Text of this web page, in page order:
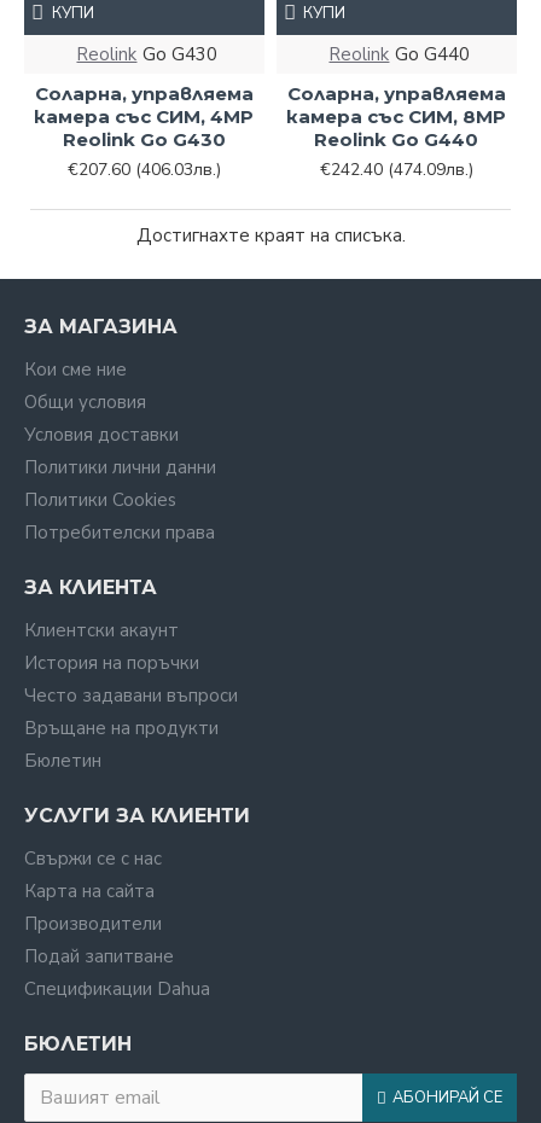
Reolink Go G430
Соларна, управляема
камера със СИМ, 4MP
Reolink Go G430
€207.60 (406.03лв.)
КУПИ
Reolink Go G440
Соларна, управляема
камера със СИМ, 8MP
Reolink Go G440
€242.40 (474.09лв.)
КУПИ
Достигнахте краят на списъка.
ЗА МАГАЗИНА
Кои сме ние
Общи условия
Условия доставки
Политики лични данни
Политики Cookies
Потребителски права
ЗА КЛИЕНТА
Клиентски акаунт
История на поръчки
Често задавани въпроси
Връщане на продукти
Бюлетин
УСЛУГИ ЗА КЛИЕНТИ
Свържи се с нас
Карта на сайта
Производители
Подай запитване
Спецификации Dahua
БЮЛЕТИН
АБОНИРАЙ СЕ